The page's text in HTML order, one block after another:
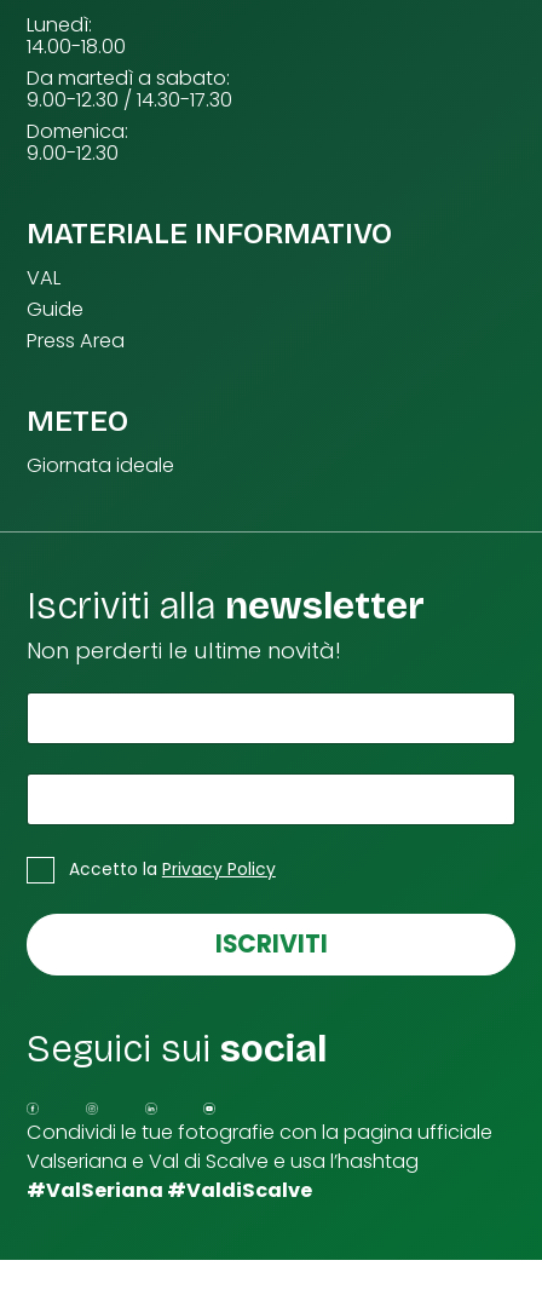
Lunedì:
14.00-18.00
Da martedì a sabato:
9.00-12.30 / 14.30-17.30
Domenica:
9.00-12.30
MATERIALE INFORMATIVO
VAL
Guide
Press Area
METEO
Giornata ideale
Iscriviti alla newsletter
Non perderti le ultime novità!
L
a
C
a
e
l
i
p
u
n
t
a
* Accetto la Privacy Policy
ISCRIVITI
Seguici suisocial
Condividi le tue fotografie con la pagina ufficiale
Valseriana e Val di Scalve e usa l’hashtag
#ValSeriana #ValdiScalve